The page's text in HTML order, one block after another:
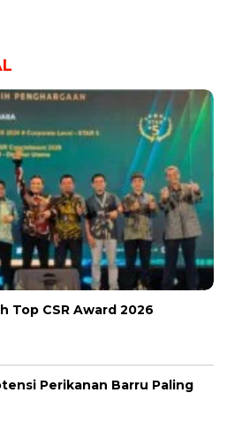
Top CSR Award 2026
Perikanan Barru Paling